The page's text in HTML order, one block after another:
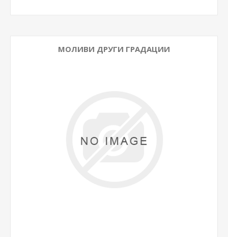
МОЛИВИ ДРУГИ ГРАДАЦИИ